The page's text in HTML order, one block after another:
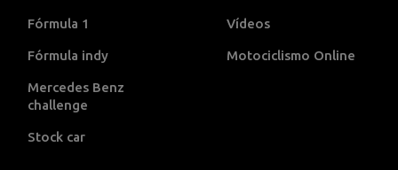
Fórmula 1
Fórmula indy
Mercedes Benz
challenge
Stock car
Vídeos
Motociclismo Online